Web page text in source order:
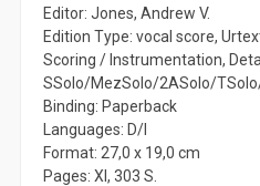
Editor: Jones, Andrew V.
Edition Type: vocal score,
Scoring / Instrumentation,
SSolo/MezSolo/2ASolo/
Binding: Paperback
Languages: D/I
Format: 27,0 x 19,0 cm
Pages: XI, 303 S.